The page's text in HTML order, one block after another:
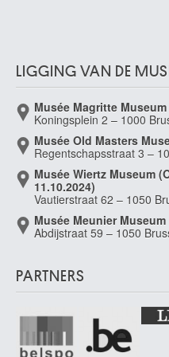
Van de Spiegele Louis
Cuesmes / Bergen 1912 - Bergen
van de Veegaete Julien
Gent 1886 - 1960
van de Velde Adriaen
Amsterdam (Nederland) 1636 - 1672
van de Velde Esaias
van de Velde Henry
van de Velde Jan Jansz.
Haarlem (Nederland) 1619/20 -
LIGGING VAN DE
Musée Magritte Museum
Koningsplein 2 – 1000
Musée Old Masters
Regentschapsstraat 3 –
Musée Wiertz Museum
11.10.2024)
Vautierstraat 62 – 1050
Musée Meunier Museum
Abdijstraat 59 – 1050
PARTNERS